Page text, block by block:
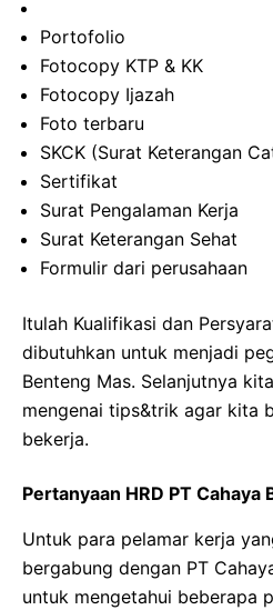
Portofolio
Fotocopy KTP & KK
Fotocopy Ijazah
Foto terbaru
SKCK (Surat Keterangan
Sertifikat
Surat Pengalaman Kerja
Surat Keterangan Sehat
Formulir dari perusahaan
Itulah Kualifikasi dan
dibutuhkan untuk menjadi
Benteng Mas. Selanjutnya
mengenai tips&trik agar kita
bekerja.
Pertanyaan HRD PT Cahaya
Untuk para pelamar kerja
bergabung dengan PT
untuk mengetahui beberapa